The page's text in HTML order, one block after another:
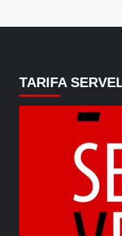
TARIFA